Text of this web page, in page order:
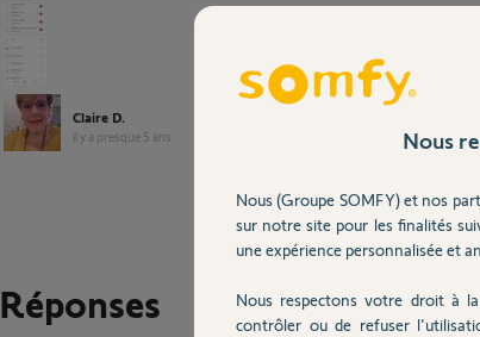
Claire D.
il y a presque 5 ans
Participer
Réponses
Nous
Nous (Groupe SOMFY) et nos
sur notre site pour les finalités
une expérience personnalisée et
Nous respectons votre droit à
contrôler ou de refuser